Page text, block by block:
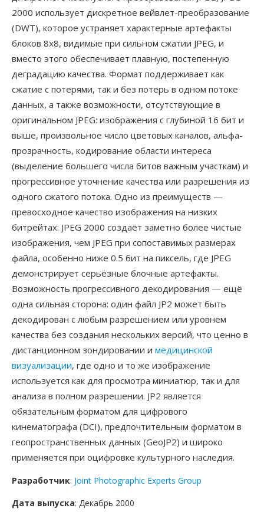
2000 использует дискретное вейвлет-преобразование
(DWT), которое устраняет характерные артефакты
блоков 8x8, видимые при сильном сжатии JPEG, и
вместо этого обеспечивает плавную, постепенную
деградацию качества. Формат поддерживает как
сжатие с потерями, так и без потерь в одном потоке
данных, а также возможности, отсутствующие в
оригинальном JPEG: изображения с глубиной 16 бит и
выше, произвольное число цветовых каналов, альфа-
прозрачность, кодирование области интереса
(выделение большего числа битов важным участкам) и
прогрессивное уточнение качества или разрешения из
одного сжатого потока. Одно из преимуществ —
превосходное качество изображения на низких
битрейтах: JPEG 2000 создаёт заметно более чистые
изображения, чем JPEG при сопоставимых размерах
файла, особенно ниже 0.5 бит на пиксель, где JPEG
демонстрирует серьёзные блочные артефакты.
Возможность прогрессивного декодирования — ещё
одна сильная сторона: один файл JP2 может быть
декодирован с любым разрешением или уровнем
качества без создания нескольких версий, что ценно в
дистанционном зондировании и медицинской
визуализации, где одно и то же изображение
используется как для просмотра миниатюр, так и для
анализа в полном разрешении. JP2 является
обязательным форматом для цифрового
кинематографа (DCI), предпочтительным форматом в
геопространственных данных (GeoJP2) и широко
применяется при оцифровке культурного наследия.
Разработчик: Joint Photographic Experts Group
Дата выпуска: Декабрь 2000